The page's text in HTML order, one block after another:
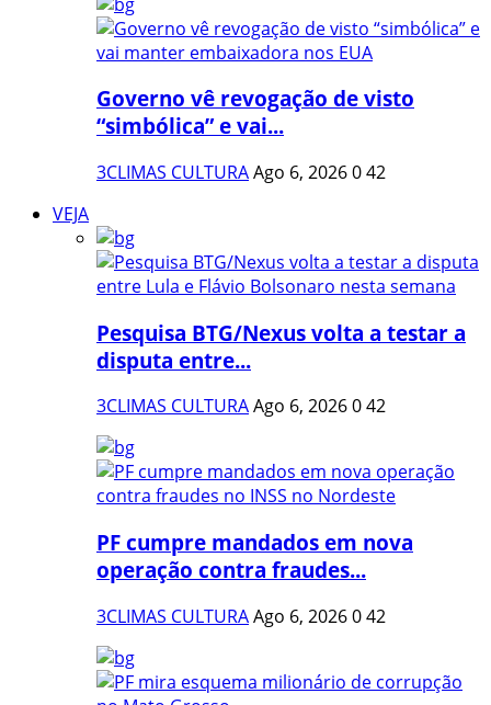
Governo vê revogação de visto
“simbólica” e vai...
3CLIMAS CULTURAAgo 6, 2026042
VEJA
Pesquisa BTG/Nexus volta a testar a
disputa entre...
3CLIMAS CULTURAAgo 6, 2026042
PF cumpre mandados em nova
operação contra fraudes...
3CLIMAS CULTURAAgo 6, 2026042